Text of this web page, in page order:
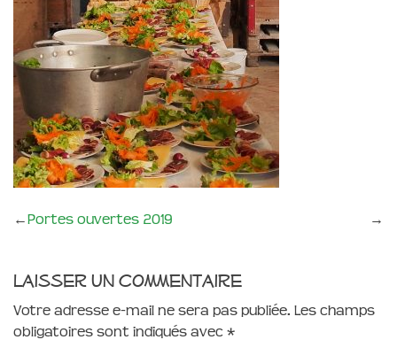
←Portes ouvertes 2019 →
Laisser un commentaire
Votre adresse e-mail ne sera pas publiée. Les champs
obligatoires sont indiqués avec *